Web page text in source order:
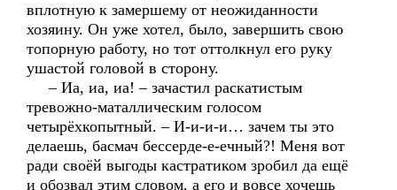
вплотную к замершему от неожиданности
хозяину. Он уже хотел, было, завершить свою
топорную работу, но тот оттолкнул его руку
ушастой головой в сторону.
– Иа, иа, иа! – зачастил раскатистым
тревожно-маталлическим голосом
четырёхкопытный. – И-и-и-и… зачем ты это
делаешь, басмач бессерде-е-ечный?! Меня вот
ради своёй выгоды кастратиком зробил да ещё
и обозвал этим словом, а его и вовсе хочешь